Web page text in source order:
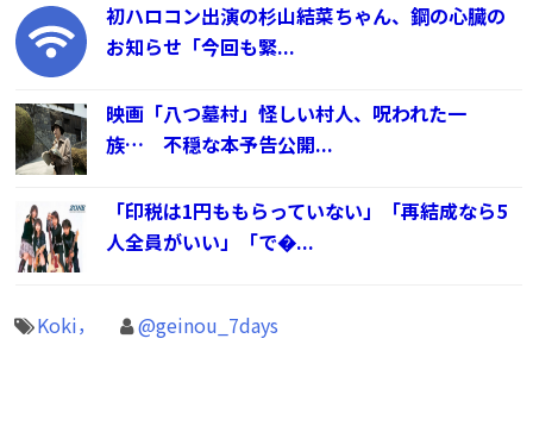
初ハロコン出演の杉山結菜ちゃん、鋼の心臓の
お知らせ「今回も緊...
映画「八つ墓村」怪しい村人、呪われた一
族… 不穏な本予告公開...
「印税は1円ももらっていない」「再結成なら5
人全員がいい」「で�...
Koki， @geinou_7days